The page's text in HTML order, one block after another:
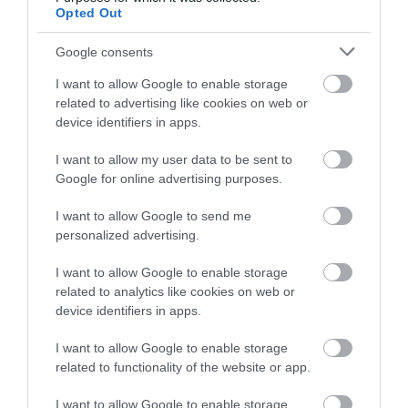
Opted Out
Google consents
I want to allow Google to enable storage
related to advertising like cookies on web or
device identifiers in apps.
I want to allow my user data to be sent to
Google for online advertising purposes.
I want to allow Google to send me
personalized advertising.
I want to allow Google to enable storage
related to analytics like cookies on web or
device identifiers in apps.
I want to allow Google to enable storage
related to functionality of the website or app.
I want to allow Google to enable storage
Ανακοινώθηκαν νέες προσλήψεις
σε δήμο της Εύβοιας: Δείτε εδώ
Ποιοι και γιατί θα πάρουν
07.08.2026 | 20:20
Δείτε τι έκανε Δήμος της Εύβοιας
για τις φωτιές
Μητέρα και γιος οι νεκροί από τη
φορτηγό
07.08.2026 | 19:40
Όλες οι τελευταίες ειδήσεις
ΠΕΡΙΣΣΟΤΕΡΑ ΑΠΟ ΕΙΔΗΣΕΙΣ ΕΥΒΟΙΑ
Εύβοια: Ηχηρό μήνυμα
Εύβοια: Γυναίκα έπεσε
θύμα διαδικτυακής
απάτης – Πλήρωσε για